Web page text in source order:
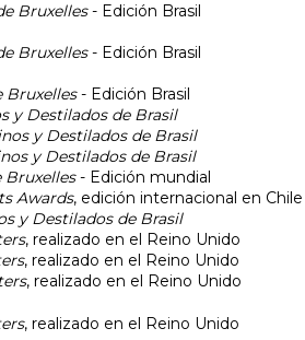
Bruxelles- Edición Brasil
Bruxelles- Edición Brasil
Bruxelles- Edición Brasil
y Destilados de Brasil
y Destilados de Brasil
y Destilados de Brasil
Bruxelles- Edición mundial
Awards, edición internacional en Chile
y Destilados de Brasil
, realizado en el Reino Unido
, realizado en el Reino Unido
, realizado en el Reino Unido
, realizado en el Reino Unido